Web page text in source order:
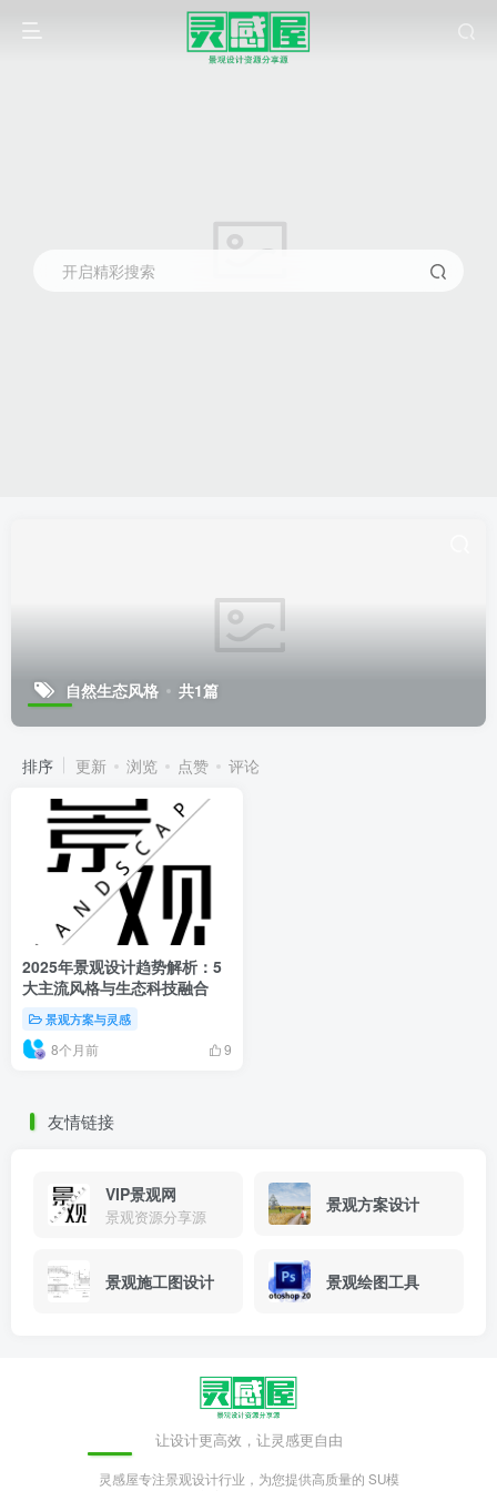
开启精彩搜索
自然生态风格 共1篇
排序 更新 浏览 点赞 评论
2025年景观设计趋势解析：5
大主流风格与生态科技融合
景观方案与灵感
8个月前 9
友情链接
VIP景观网
景观资源分享源
景观方案设计
景观施工图设计 景观绘图工具
让设计更高效，让灵感更自由
灵感屋专注景观设计行业，为您提供高质量的 SU模